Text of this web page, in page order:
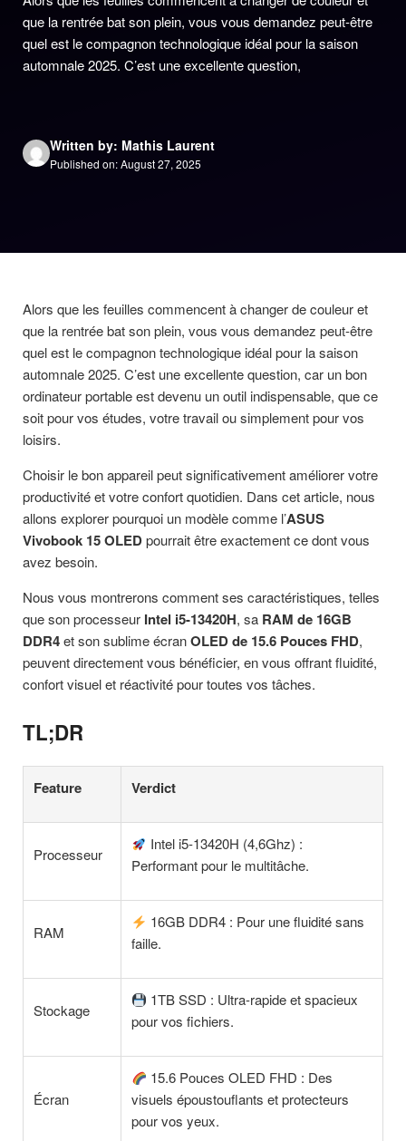
que la rentrée bat son plein, vous vous demandez peut-être
quel est le compagnon technologique idéal pour la saison
automnale 2025. C’est une excellente question,
Written by: Mathis Laurent
Published on: August 27, 2025
Alors que les feuilles commencent à changer de couleur et
que la rentrée bat son plein, vous vous demandez peut-être
quel est le compagnon technologique idéal pour la saison
automnale 2025. C’est une excellente question, car un bon
ordinateur portable est devenu un outil indispensable, que ce
soit pour vos études, votre travail ou simplement pour vos
loisirs.
Choisir le bon appareil peut significativement améliorer votre
productivité et votre confort quotidien. Dans cet article, nous
allons explorer pourquoi un modèle comme l’ASUS
Vivobook 15 OLEDpourrait être exactement ce dont vous
avez besoin.
Nous vous montrerons comment ses caractéristiques, telles
que son processeur Intel i5-13420H, sa RAM de 16GB
DDR4et son sublime écranOLED de 15.6 Pouces FHD,
peuvent directement vous bénéficier, en vous offrant fluidité,
confort visuel et réactivité pour toutes vos tâches.
TL;DR
Feature Verdict
Processeur
Intel i5-13420H (4,6Ghz) :
Performant pour le multitâche.
RAM
16GB DDR4 : Pour une fluidité sans
faille.
Stockage
1TB SSD : Ultra-rapide et spacieux
pour vos fichiers.
Écran
15.6 Pouces OLED FHD : Des
visuels époustouflants et protecteurs
pour vos yeux.